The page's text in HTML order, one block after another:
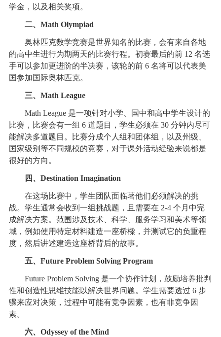
学金，以及相关奖项。
二、Math Olympiad
奥林匹克数学竞赛是世界知名的比赛，会有来自各地
的高中生进行为期两天的比赛行程。初赛最后的前 12 名选
手可以参加更进阶的半决赛，该轮的前 6 名将可以代表美
国参加国际奥林匹克。
三、Math League
Math League 是一项针对小学、国中和高中学生设计的
比赛，比赛会有一组 6 道题目，学生必须在 30 分钟内尽可
能解决多道题目。比赛分成个人组和团体组，以及州级、
国家级别等不同规模的竞赛，对于课外活动经验来说都是
很好的方向。
四、Destination Imagination
在这场比赛中，学生团队面临著他们必须解决的挑
战。学生通常会收到一组挑战题，且需要在 2-4 个月中完
成解决方案。范围涉及技术、科学、服务学习和美术等领
域，例如使用特定材料建造一座桥樑，并测试它的负重程
度，然后讲述建造这座桥背后的故事。
五、Future Problem Solving Program
Future Problem Solving 是一个协作计划，鼓励培养批判
性和创造性思维技能以解决世界问题。学生需要透过 6 步
骤来应对决策，过程中可能有竞争因素，也有非竞争因
素。
六、Odyssey of the Mind